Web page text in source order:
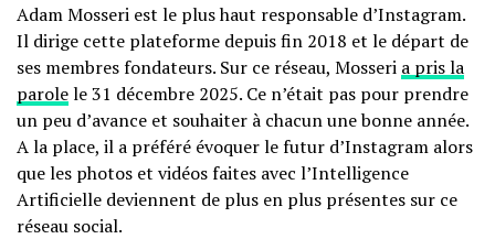
Adam Mosseri est le plus haut responsable d’Instagram.
Il dirige cette plateforme depuis fin 2018 et le départ de
ses membres fondateurs. Sur ce réseau, Mosseri a pris la
parolele 31 décembre 2025. Ce n’était pas pour prendre
un peu d’avance et souhaiter à chacun une bonne année.
A la place, il a préféré évoquer le futur d’Instagram alors
que les photos et vidéos faites avec l’Intelligence
Artificielle deviennent de plus en plus présentes sur ce
réseau social.